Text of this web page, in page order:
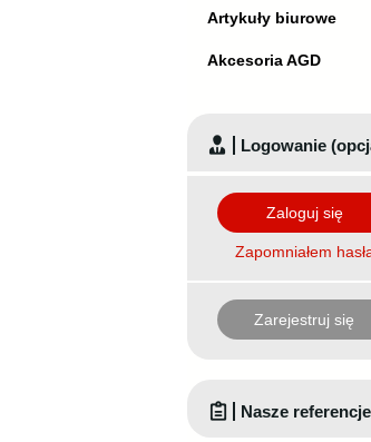
Artykuły biurowe
Akcesoria AGD
Logowanie
Zaloguj się
Zapomniałem
Zarejestruj się
Nasze referencje